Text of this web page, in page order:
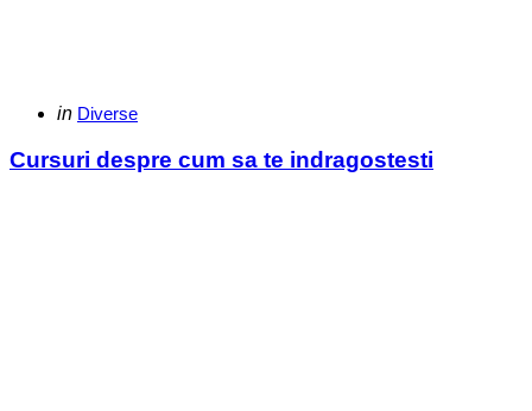
Categories
Posted
in Diverse
Cursuri despre cum sa te indragostesti